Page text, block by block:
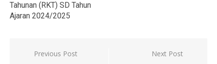
Tahunan (RKT) SD Tahun
Ajaran 2024/2025
Navigasi
Previous Post Next Post